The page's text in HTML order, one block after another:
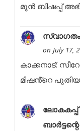
മുൻ ബിഷപ്പ്
സ്വാഗതം,
on July 17,
കാക്കനാട്:
മിഷൻ്റെ
ലോകകപ്പ്